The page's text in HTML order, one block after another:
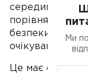
середині року,
порівняння та
безпеки, що
очікуванням у
Це має
Ми